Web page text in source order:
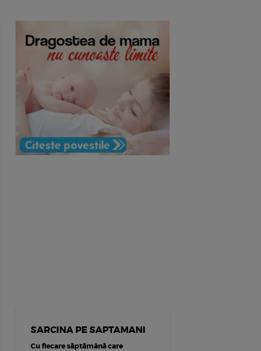
SARCINA PE SAPTAMANI
Cu fiecare săptămână care